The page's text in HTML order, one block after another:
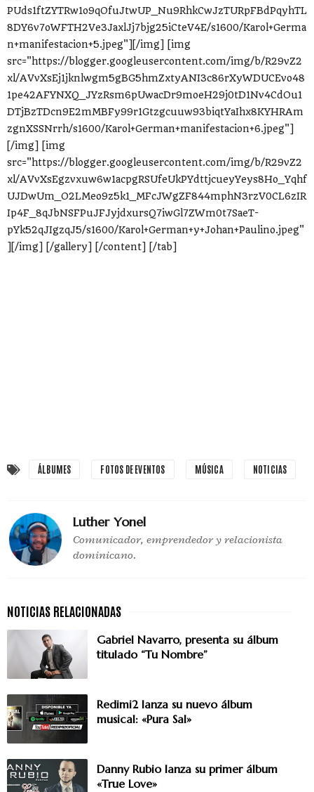
PUds1ftZYTRw1o9qOfuJtwUP_Nu9RhkCwJzTURpFBdPqyhTL
8DY6v7oWFTH2Ve3JaxlJj7bjg25iCteV4E/s1600/Karol+Germa
n+manifestacion+5.jpeg"][/img] [img
src="https://blogger.googleusercontent.com/img/b/R29vZ2
xl/AVvXsEj1jknlwgm5gBG5hmZxtyANI3c86rXyWDUCEvo48
1pe42AFYNXQ_JYzRsm6pUwacDr9moeH29j0tD1Nv4CdOu1
DTjBzTDcn9E2mMBFy99r1Gtzgcuuw93biqtYaIhx8KYHRAm
zgnXSSNrrh/s1600/Karol+German+manifestacion+6.jpeg"]
[/img] [img
src="https://blogger.googleusercontent.com/img/b/R29vZ2
xl/AVvXsEgzvxuw6w1acpgRSUfeUkPYdttjcueyYeys8Ho_Yqhf
UJDwUm_O2LMeo9z5k1_MFcJWgZF844mphN3rzV0CL6zIR
Ip4F_8qJbNSFPuJFJyjdxursQ7iwGl7ZWm0t7SaeT-
pYk52qJIgzqJ5/s1600/Karol+German+y+Johan+Paulino.jpeg"
][/img] [/gallery] [/content] [/tab]
ÁLBUMES FOTOS DE EVENTOS MÚSICA NOTICIAS
Luther Yonel
Comunicador, emprendedor y relacionista
dominicano.
Gabriel Navarro, presenta su álbum
titulado “Tu Nombre”
Redimi2 lanza su nuevo álbum
musical: «Pura Sal»
Danny Rubio lanza su primer álbum
«True Love»